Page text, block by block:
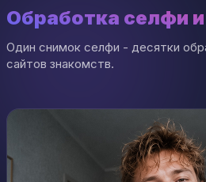
Обработка селфи
Один снимок селфи - десятки
сайтов знакомств.